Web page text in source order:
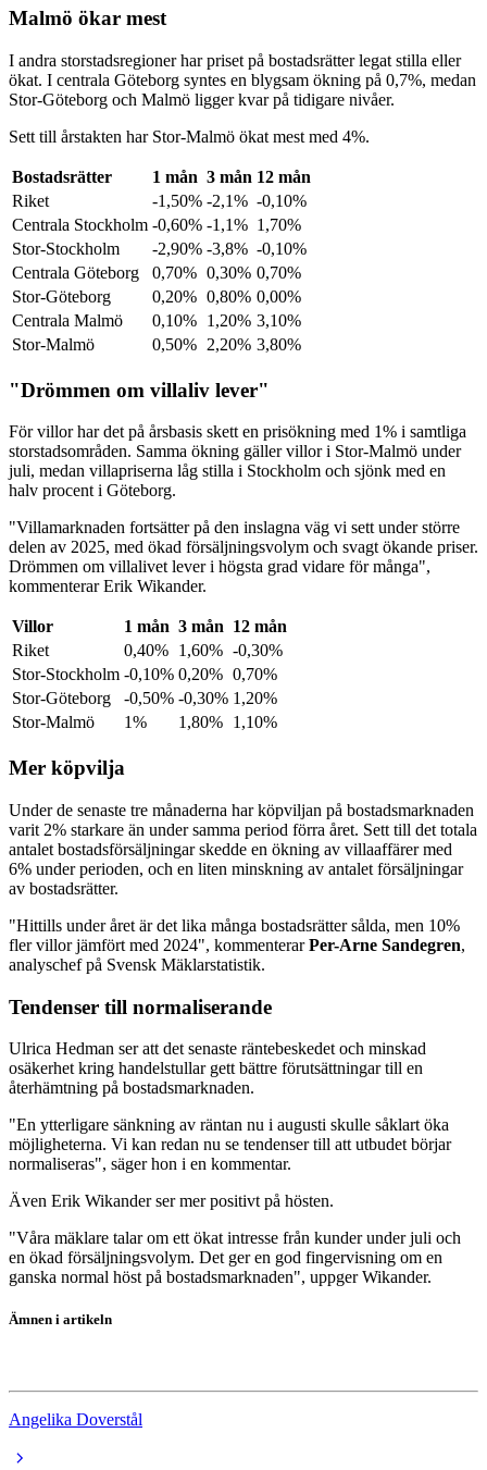
Malmö ökar mest
I andra storstadsregioner har priset på bostadsrätter legat stilla eller
ökat. I centrala Göteborg syntes en blygsam ökning på 0,7%, medan
Stor-Göteborg och Malmö ligger kvar på tidigare nivåer.
Sett till årstakten har Stor-Malmö ökat mest med 4%.
Bostadsrätter 1 mån 3 mån 12 mån
Riket
-1,50% -2,1% -0,10%
Centrala Stockholm -0,60% -1,1% 1,70%
Stor-Stockholm
-2,90% -3,8% -0,10%
Centrala Göteborg
0,70% 0,30% 0,70%
Stor-Göteborg
0,20% 0,80% 0,00%
Centrala Malmö
0,10% 1,20% 3,10%
Stor-Malmö
0,50% 2,20% 3,80%
"Drömmen om villaliv lever"
För villor har det på årsbasis skett en prisökning med 1% i samtliga
storstadsområden. Samma ökning gäller villor i Stor-Malmö under
juli, medan villapriserna låg stilla i Stockholm och sjönk med en
halv procent i Göteborg.
"Villamarknaden fortsätter på den inslagna väg vi sett under större
delen av 2025, med ökad försäljningsvolym och svagt ökande priser.
Drömmen om villalivet lever i högsta grad vidare för många",
kommenterar Erik Wikander.
Villor 1 mån 3 mån 12 mån
Riket
0,40% 1,60% -0,30%
Stor-Stockholm -0,10% 0,20% 0,70%
Stor-Göteborg
-0,50% -0,30% 1,20%
Stor-Malmö
1% 1,80% 1,10%
Mer köpvilja
Under de senaste tre månaderna har köpviljan på bostadsmarknaden
varit 2% starkare än under samma period förra året. Sett till det totala
antalet bostadsförsäljningar skedde en ökning av villaaffärer med
6% under perioden, och en liten minskning av antalet försäljningar
av bostadsrätter.
"Hittills under året är det lika många bostadsrätter sålda, men 10%
fler villor jämfört med 2024", kommenterarPer-Arne Sandegren,
analyschef på Svensk Mäklarstatistik.
Tendenser till normaliserande
Ulrica Hedman ser att det senaste räntebeskedet och minskad
osäkerhet kring handelstullar gett bättre förutsättningar till en
återhämtning på bostadsmarknaden.
"En ytterligare sänkning av räntan nu i augusti skulle såklart öka
möjligheterna. Vi kan redan nu se tendenser till att utbudet börjar
normaliseras", säger hon i en kommentar.
Även Erik Wikander ser mer positivt på hösten.
"Våra mäklare talar om ett ökat intresse från kunder under juli och
en ökad försäljningsvolym. Det ger en god fingervisning om en
ganska normal höst på bostadsmarknaden", uppger Wikander.
Ämnen i artikeln
Angelika Doverstål